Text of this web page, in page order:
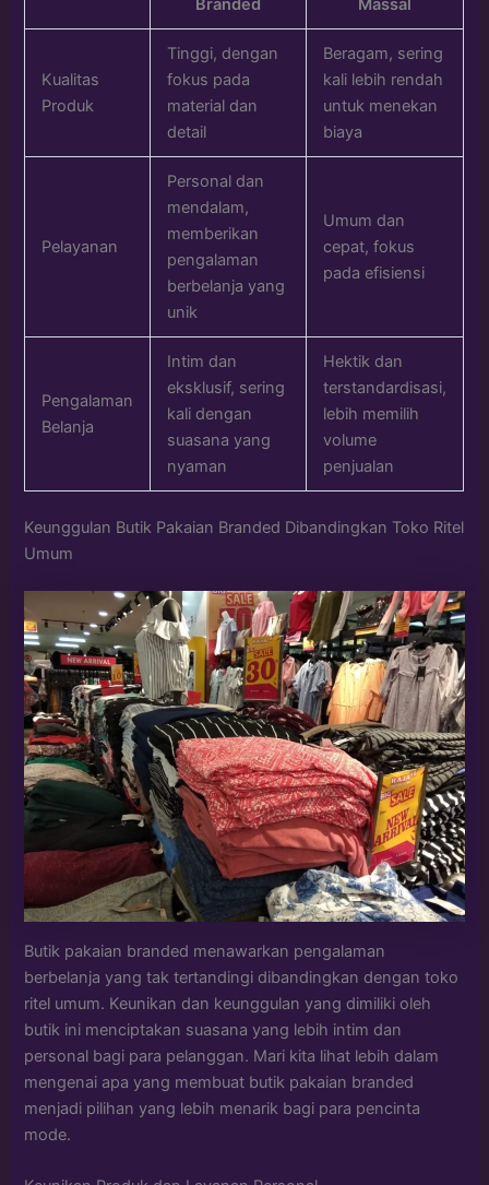
Kualitas
Produk
Tinggi, dengan
fokus pada
material dan
detail
Beragam, sering
kali lebih rendah
untuk menekan
biaya
Pelayanan
Personal dan
mendalam,
memberikan
pengalaman
berbelanja yang
unik
Umum dan
cepat, fokus
pada efisiensi
Pengalaman
Belanja
Intim dan
eksklusif, sering
kali dengan
suasana yang
nyaman
Hektik dan
terstandardisasi,
lebih memilih
volume
penjualan
Keunggulan Butik Pakaian Branded Dibandingkan Toko Ritel
Umum
Butik pakaian branded menawarkan pengalaman
berbelanja yang tak tertandingi dibandingkan dengan toko
ritel umum. Keunikan dan keunggulan yang dimiliki oleh
butik ini menciptakan suasana yang lebih intim dan
personal bagi para pelanggan. Mari kita lihat lebih dalam
mengenai apa yang membuat butik pakaian branded
menjadi pilihan yang lebih menarik bagi para pencinta
mode.